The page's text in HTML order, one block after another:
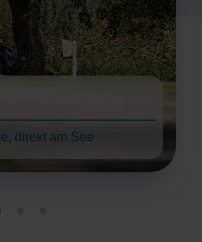
direkt am See